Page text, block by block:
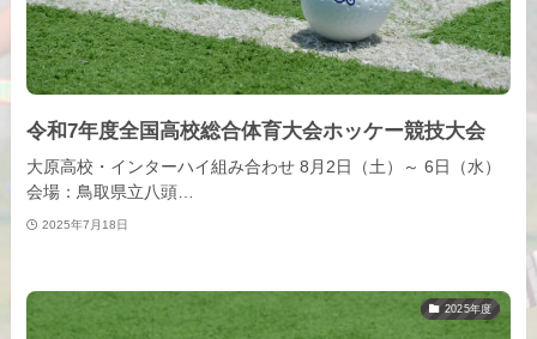
令和7年度全国高校総合体育大会ホッケー競技大会
大原高校・インターハイ組み合わせ 8月2日（土）～ 6日（水）
会場：鳥取県立八頭…
2025年7月18日
2025年度